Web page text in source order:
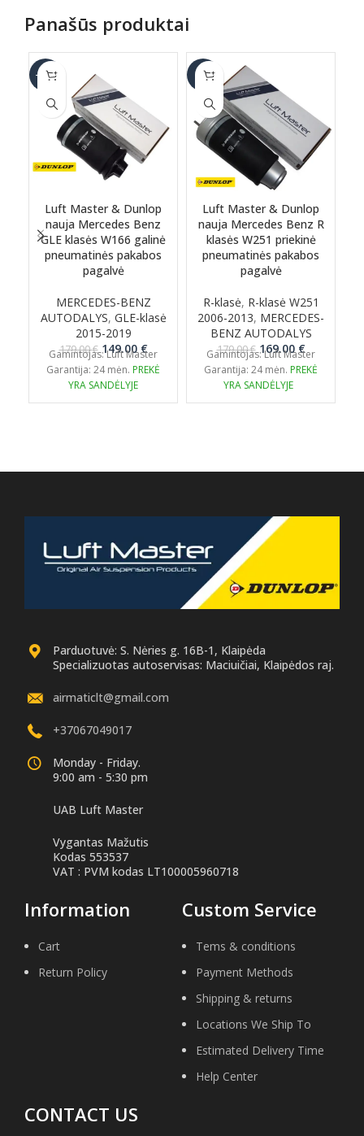
Panašūs produktai
-17%
Luft Master & Dunlop
nauja Mercedes Benz
GLE klasės W166 galinė
pneumatinės pakabos
pagalvė
MERCEDES-BENZ
AUTODALYS, GLE-klasė
2015-2019
179.00€ Original
price
was:
179.00 €.
149.00€Current
price
Gamintojas: Luft Master
Garantija: 24 mėn. PREKĖ
YRA SANDĖLYJE
-6%
Luft Master & Dunlop
nauja Mercedes Benz R
klasės W251 priekinė
pneumatinės pakabos
pagalvė
R-klasė, R-klasė W251
2006-2013, MERCEDES-
BENZ AUTODALYS
179.00€ Original
price
was:
179.00 €.
169.00€Current
price
Gamintojas: Luft Master
Garantija: 24 mėn. PREKĖ
YRA SANDĖLYJE
Parduotuvė: S. Nėries g. 16B-1, Klaipėda
Specializuotas autoservisas: Maciuičiai, Klaipėdos raj.
airmaticlt@gmail.com
+37067049017
Monday - Friday.
9:00 am - 5:30 pm
UAB Luft Master
Vygantas Mažutis
Kodas 553537
VAT : PVM kodas LT100005960718
Information
Cart
Return Policy
Custom Service
Tems & conditions
Payment Methods
Shipping & returns
Locations We Ship To
Estimated Delivery Time
Help Center
CONTACT US